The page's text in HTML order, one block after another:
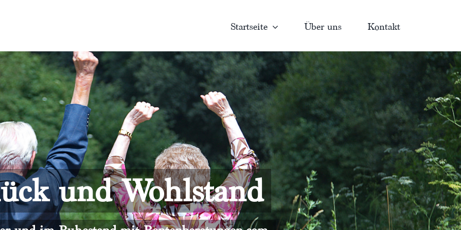
Startseite Über uns Kontakt
und Wohlstand